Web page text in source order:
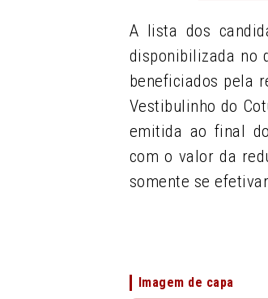
A lista dos
disponibilizada no
beneficiados pela
Vestibulinho do
emitida ao final
com o valor da
somente se
Imagem de capa